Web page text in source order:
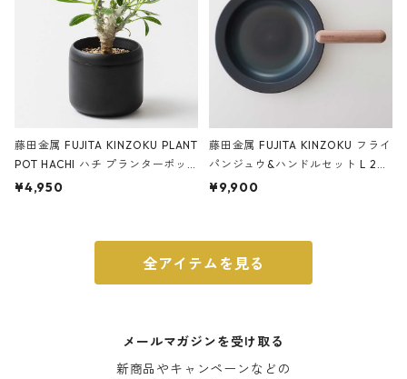
藤田金属 FUJITA KINZOKU PLANT
POT HACHI ハチ プランターポッ
ト 3号 ブラック
¥4,950
藤田金属 FUJITA KINZOKU フライ
パンジュウ&ハンドルセット L 24c
m ガス火・IH対応 鉄フライパン
¥9,900
全アイテムを見る
メールマガジンを受け取る
新商品やキャンペーンなどの